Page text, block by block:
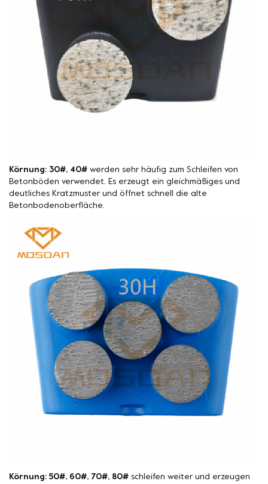
Körnung: 30#, 40# werden sehr häufig zum Schleifen von
Betonböden verwendet. Es erzeugt ein gleichmäßiges und
deutliches Kratzmuster und öffnet schnell die alte
Betonbodenoberfläche.
Körnung: 50#, 60#, 70#, 80# schleifen weiter und erzeugen